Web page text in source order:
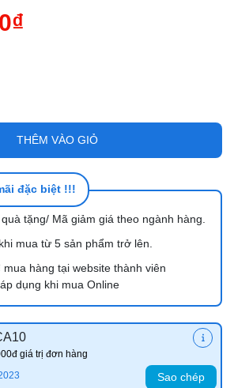
THÊM VÀO GIỎ
đặc biệt !!!
tặng/ Mã giảm giá theo ngành hàng.
mua từ 5 sản phẩm trở lên.
mua hàng tại website thành viên
dụng khi mua Online
giá trị đơn hàng
Sao chép